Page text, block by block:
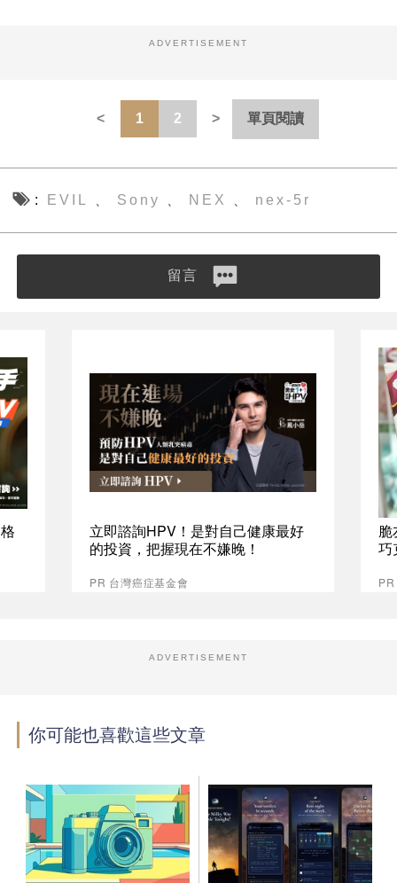
ADVERTISEMENT
1 2 單頁閱讀
EVIL 、 Sony 、 NEX 、 nex-5r
留言
立即諮詢HPV！是對自己健康最好
的投資，把握現在不嫌晚！
PR 台灣癌症基金會
脆
巧
ADVERTISEMENT
你可能也喜歡這些文章